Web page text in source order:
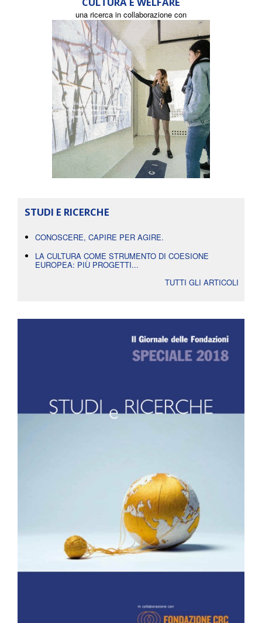
una ricerca in collaborazione con
STUDI E RICERCHE
CONOSCERE, CAPIRE PER AGIRE.
LA CULTURA COME STRUMENTO DI COESIONE
EUROPEA: PIÙ PROGETTI...
TUTTI GLI ARTICOLI